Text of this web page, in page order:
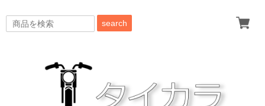
search